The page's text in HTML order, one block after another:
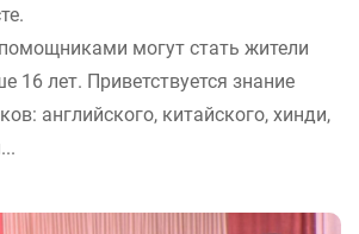
могут стать жители
16 лет. Приветствуется знание
английского, китайского, хинди,